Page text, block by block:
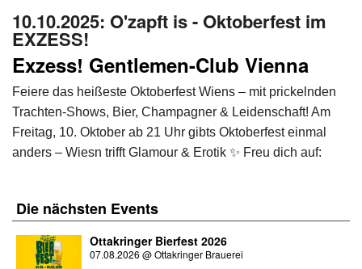
10.10.2025: O'zapft is - Oktoberfest im
EXZESS!
Exzess! Gentlemen-Club Vienna
Feiere das heißeste Oktoberfest Wiens – mit prickelnden
Trachten-Shows, Bier, Champagner & Leidenschaft! Am
Freitag, 10. Oktober ab 21 Uhr gibts Oktoberfest einmal
anders – Wiesn trifft Glamour & Erotik ✨ Freu dich auf:
Die nächsten Events
Ottakringer Bierfest 2026
07.08.2026 @Ottakringer Brauerei